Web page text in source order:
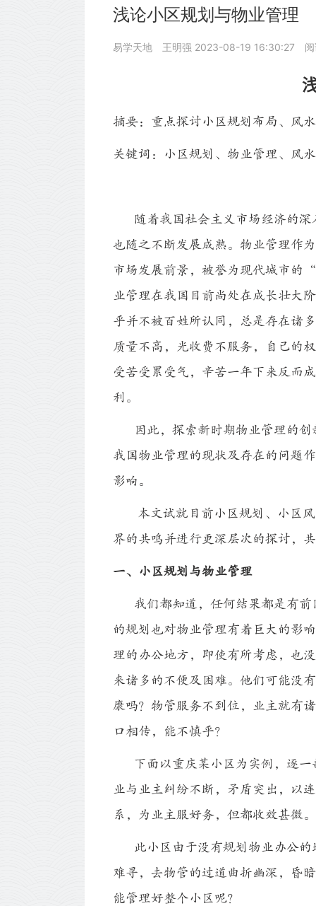
浅论小区规划与物业管理
易学天地 王明强 2023-08-19 16:30:27
摘要：重点探讨小区规划布局、风
关键词：小区规划、物业管理、风水
随着我国社会主义市场经济的深
也随之不断发展成熟。物业管理作
市场发展前景，被誉为现代城市的
业管理在我国目前尚处在成长壮大
乎并不被百姓所认同，总是存在诸
质量不高，光收费不服务，自己的
受苦受累受气，辛苦一年下来反而
利。
因此，探索新时期物业管理的创
我国物业管理的现状及存在的问题
影响。
本文试就目前小区规划、小区风
界的共鸣并进行更深层次的探讨，
一、小区规划与物业管理
我们都知道，任何结果都是有前
的规划也对物业管理有着巨大的影
理的办公地方，即使有所考虑，也
来诸多的不便及困难。他们可能没
康吗？物管服务不到位，业主就有
口相传，能不慎乎？
下面以重庆某小区为实例，逐一
业与业主纠纷不断，矛盾突出，以
系，为业主服好务，但都收效甚微
此小区由于没有规划物业办公的
难寻，去物管的过道曲折幽深，昏
能管理好整个小区呢？